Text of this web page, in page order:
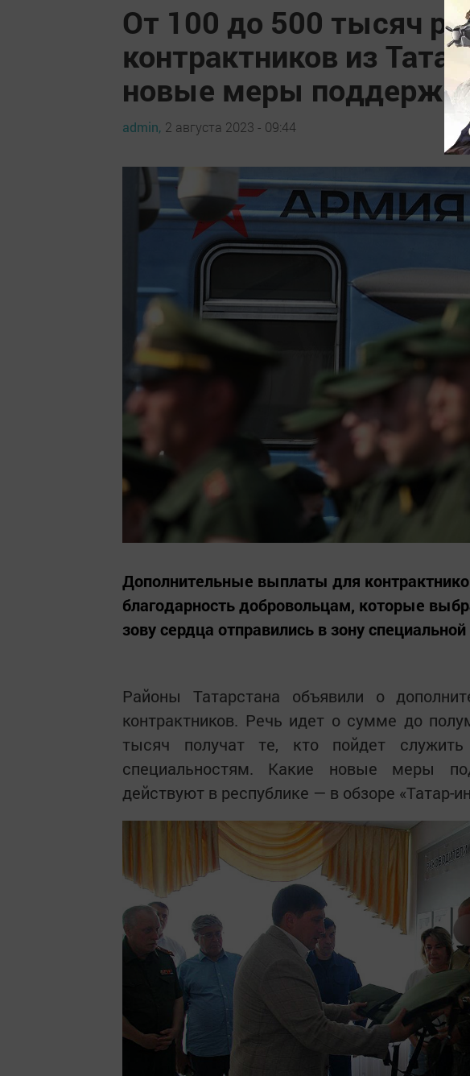
От 100 до 500 тысяч
контрактников из
новые меры
admin, 2 августа 2023 - 09:44
Дополнительные выплаты для
благодарность добровольцам, которые
зову сердца отправились в зону
Районы Татарстана объявили о
контрактников. Речь идет о сумме до
тысяч получат те, кто пойдет
специальностям. Какие новые меры
действуют в республике — в обзоре «Татар-